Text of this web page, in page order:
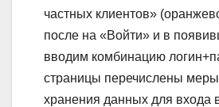
частных клиентов»
после на «Войти» и в
вводим комбинацию
страницы перечислены меры
хранения данных для входа